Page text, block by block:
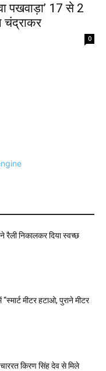
पखवाड़ा’ 17 से 2
चंद्राकर
0
रैली निकालकर दिया स्वच्छ
मीटर हटाओ, पुराने मीटर
किरण सिंह देव से मिले